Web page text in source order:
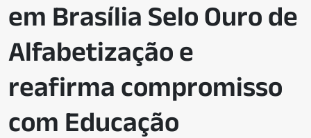
em Brasília Selo Ouro de
Alfabetização e
reafirma compromisso
com Educação